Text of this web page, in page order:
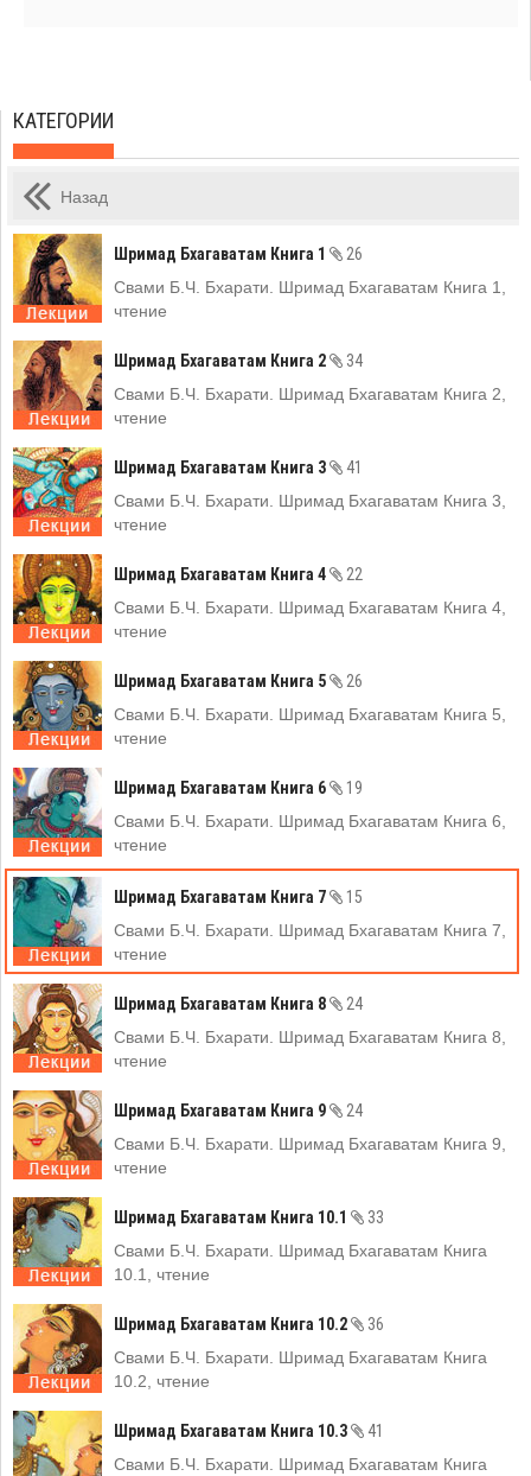
КАТЕГОРИИ
Назад
Шримад Бхагаватам Книга 1
26
Свами Б.Ч. Бхарати. Шримад Бхагаватам Книга 1,
чтение
Шримад Бхагаватам Книга 2
34
Свами Б.Ч. Бхарати. Шримад Бхагаватам Книга 2,
чтение
Шримад Бхагаватам Книга 3
41
Свами Б.Ч. Бхарати. Шримад Бхагаватам Книга 3,
чтение
Шримад Бхагаватам Книга 4
22
Свами Б.Ч. Бхарати. Шримад Бхагаватам Книга 4,
чтение
Шримад Бхагаватам Книга 5
26
Свами Б.Ч. Бхарати. Шримад Бхагаватам Книга 5,
чтение
Шримад Бхагаватам Книга 6
19
Свами Б.Ч. Бхарати. Шримад Бхагаватам Книга 6,
чтение
Шримад Бхагаватам Книга 7
15
Свами Б.Ч. Бхарати. Шримад Бхагаватам Книга 7,
чтение
Шримад Бхагаватам Книга 8
24
Свами Б.Ч. Бхарати. Шримад Бхагаватам Книга 8,
чтение
Шримад Бхагаватам Книга 9
24
Свами Б.Ч. Бхарати. Шримад Бхагаватам Книга 9,
чтение
Шримад Бхагаватам Книга 10.1
33
Свами Б.Ч. Бхарати. Шримад Бхагаватам Книга
10.1, чтение
Шримад Бхагаватам Книга 10.2
36
Свами Б.Ч. Бхарати. Шримад Бхагаватам Книга
10.2, чтение
Шримад Бхагаватам Книга 10.3
41
Свами Б.Ч. Бхарати. Шримад Бхагаватам Книга